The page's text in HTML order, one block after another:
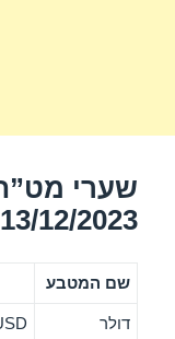
שערי
13/12/2023
שם המטבע
דולר